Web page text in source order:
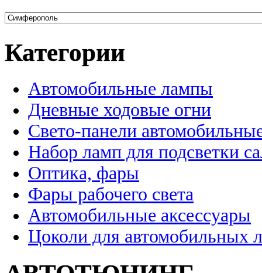
Категории
Автомобильные лампы
Дневные ходовые огни
Свето-панели
Набор ламп для подсветки
Оптика, фары
Фары рабочего света
Автомобильные аксессуары
Цоколи для автомобильных